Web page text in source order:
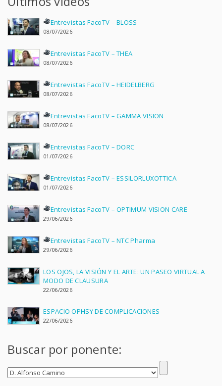
Entrevistas FacoTV – BLOSS
08/07/2026
Entrevistas FacoTV – THEA
08/07/2026
Entrevistas FacoTV – HEIDELBERG
08/07/2026
Entrevistas FacoTV – GAMMA VISION
08/07/2026
Entrevistas FacoTV – DORC
01/07/2026
Entrevistas FacoTV – ESSILORLUXOTTICA
01/07/2026
Entrevistas FacoTV – OPTIMUM VISION CARE
29/06/2026
Entrevistas FacoTV – NTC Pharma
29/06/2026
LOS OJOS, LA VISIÓN Y EL ARTE: UN PASEO VIRTUAL A
MODO DE CLAUSURA
22/06/2026
ESPACIO OPHSY DE COMPLICACIONES
22/06/2026
Buscar por ponente: